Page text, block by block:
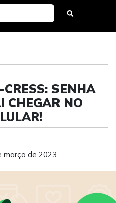
CRESS: SENHA
CHEGAR NO
março de 2023